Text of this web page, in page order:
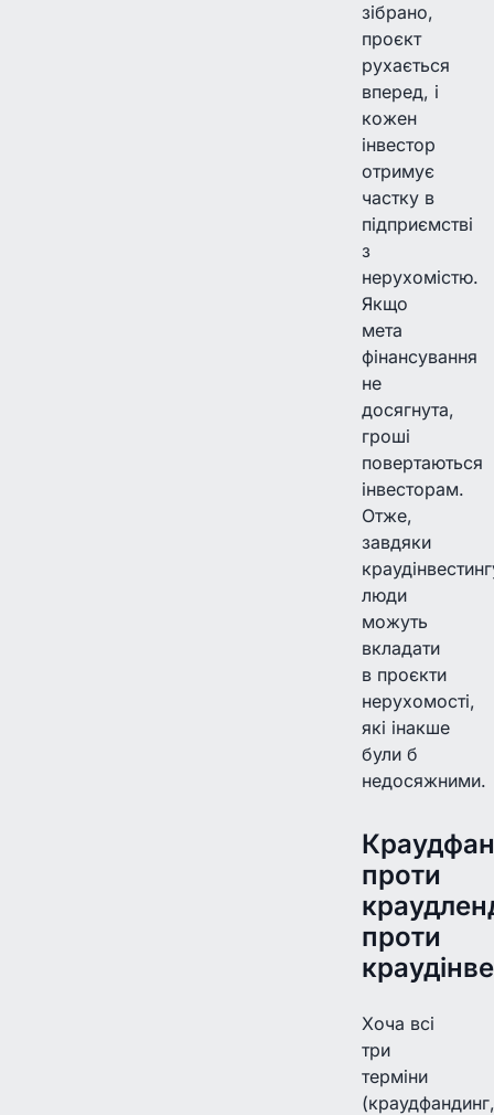
зібрано,
проєкт
рухається
вперед, і
кожен
інвестор
отримує
частку в
підприємстві
з
нерухомістю.
Якщо
мета
фінансування
не
досягнута,
гроші
повертаються
інвесторам.
Отже,
завдяки
люди
можуть
вкладати
в проєкти
нерухомості,
які інакше
були б
недосяжними.
проти
проти
Хоча всі
три
терміни
(краудфандинг,